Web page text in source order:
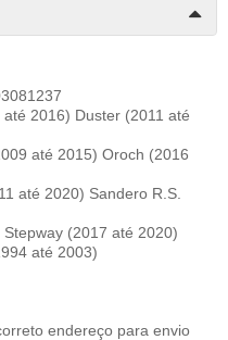
2016) Duster (2011 até
até 2015) Oroch (2016
até 2020) Sandero R.S.
(2017 até 2020)
até 2003)
endereço para envio